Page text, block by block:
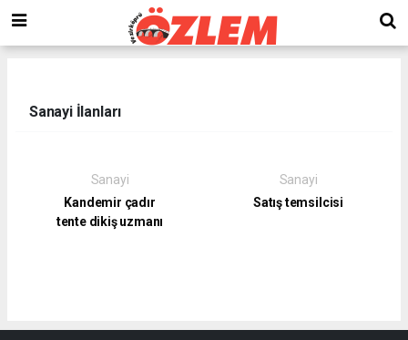
Sanayi İlanları
Sanayi
Kandemir çadır
tente dikiş uzmanı
Sanayi
Satış temsilcisi